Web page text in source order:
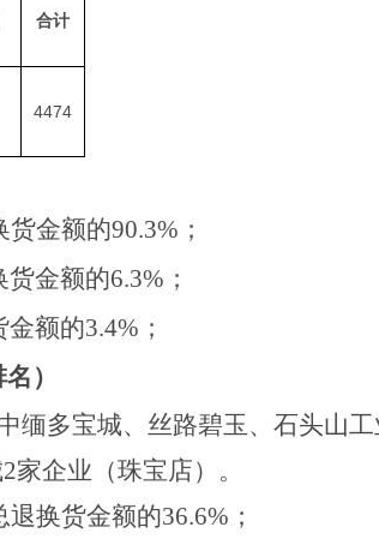
合计
4474
货金额的90.3% ；
货金额的6.3% ；
金额的3.4% ；
）
缅多宝城、 丝路碧玉 、 石头山
2家企业（珠宝店）。
退换货金额的36.6% ；